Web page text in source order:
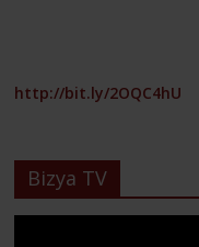
http://bit.ly/2OQC4hU
Bizya TV